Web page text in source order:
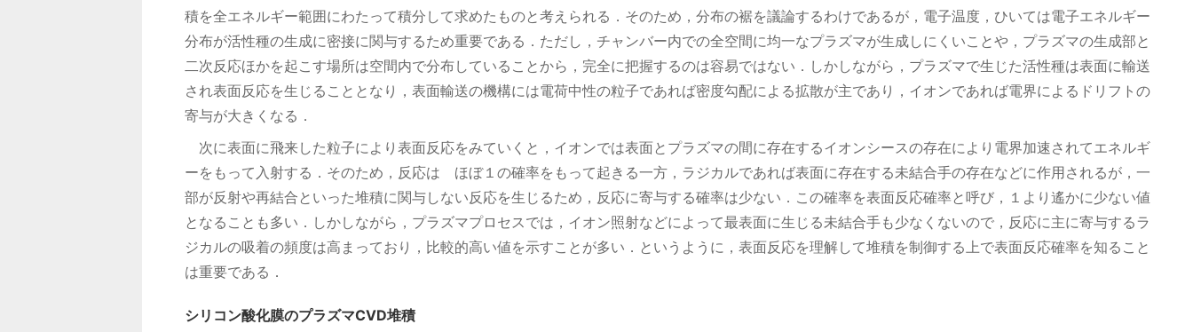
積を全エネルギー範囲にわたって積分して求めたものと考えられる．そのため，分布の裾を議論するわけであるが，電子温度，ひいては電子エネルギー
分布が活性種の生成に密接に関与するため重要である．ただし，チャンバー内での全空間に均一なプラズマが生成しにくいことや，プラズマの生成部と
二次反応ほかを起こす場所は空間内で分布していることから，完全に把握するのは容易ではない．しかしながら，プラズマで生じた活性種は表面に輸送
され表面反応を生じることとなり，表面輸送の機構には電荷中性の粒子であれば密度勾配による拡散が主であり，イオンであれば電界によるドリフトの
寄与が大きくなる．
次に表面に飛来した粒子により表面反応をみていくと，イオンでは表面とプラズマの間に存在するイオンシースの存在により電界加速されてエネルギ
ーをもって入射する．そのため，反応は ほぼ１の確率をもって起きる一方，ラジカルであれば表面に存在する未結合手の存在などに作用されるが，一
部が反射や再結合といった堆積に関与しない反応を生じるため，反応に寄与する確率は少ない．この確率を表面反応確率と呼び，１より遙かに少ない値
となることも多い．しかしながら，プラズマプロセスでは，イオン照射などによって最表面に生じる未結合手も少なくないので，反応に主に寄与するラ
ジカルの吸着の頻度は高まっており，比較的高い値を示すことが多い．というように，表面反応を理解して堆積を制御する上で表面反応確率を知ること
は重要である．
シリコン酸化膜のプラズマCVD堆積